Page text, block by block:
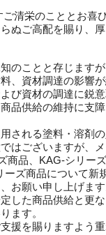
清栄のこととお喜
ぬご高配を賜り、
のことと存じます
、資材調達の影響が
び資材の調達に鋭
品供給の維持に支
される塗料・溶剤
はございますが、
商品、KAG-シリー
ーズ商品について新
お願い申し上げます
した商品供給と更
ます。
援を賜りますよう